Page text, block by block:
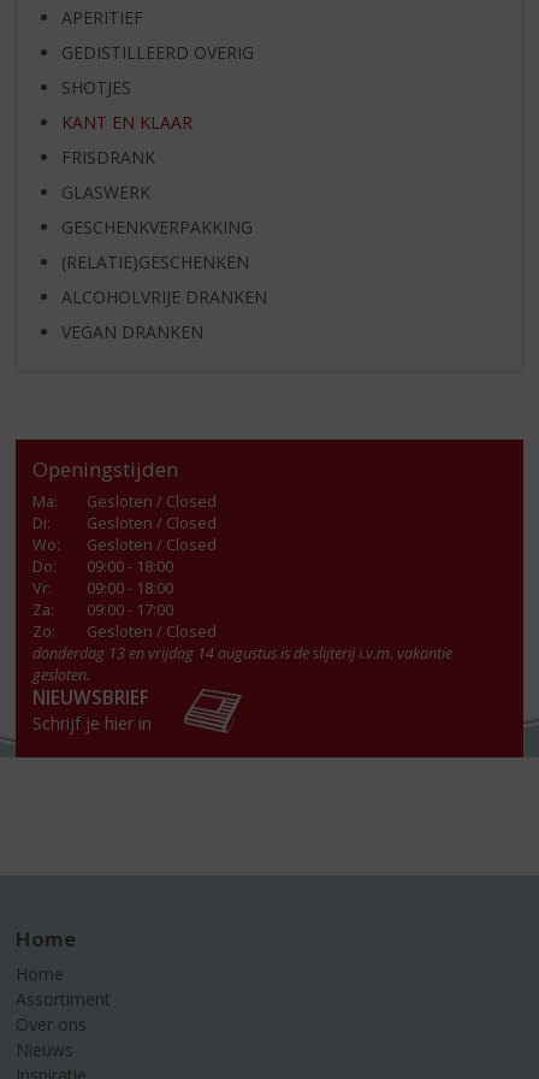
APERITIEF
GEDISTILLEERD OVERIG
SHOTJES
KANT EN KLAAR
FRISDRANK
GLASWERK
GESCHENKVERPAKKING
(RELATIE)GESCHENKEN
ALCOHOLVRIJE DRANKEN
VEGAN DRANKEN
Openingstijden
Ma:
Gesloten / Closed
Di:
Gesloten / Closed
Wo:
Gesloten / Closed
Do:
09:00 - 18:00
Vr:
09:00 - 18:00
Za:
09:00 - 17:00
Zo:
Gesloten / Closed
donderdag 13 en vrijdag 14 augustus is de slijterij i.v.m. vakantie
gesloten.
NIEUWSBRIEF
Schrijf je hier in
Home
Home
Assortiment
Over ons
Nieuws
Inspiratie